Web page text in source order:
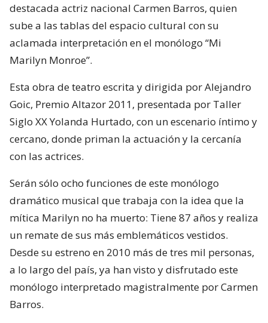
destacada actriz nacional Carmen Barros, quien
sube a las tablas del espacio cultural con su
aclamada interpretación en el monólogo “Mi
Marilyn Monroe”.
Esta obra de teatro escrita y dirigida por Alejandro
Goic, Premio Altazor 2011, presentada por Taller
Siglo XX Yolanda Hurtado, con un escenario íntimo y
cercano, donde priman la actuación y la cercanía
con las actrices.
Serán sólo ocho funciones de este monólogo
dramático musical que trabaja con la idea que la
mítica Marilyn no ha muerto: Tiene 87 años y realiza
un remate de sus más emblemáticos vestidos.
Desde su estreno en 2010 más de tres mil personas,
a lo largo del país, ya han visto y disfrutado este
monólogo interpretado magistralmente por Carmen
Barros.